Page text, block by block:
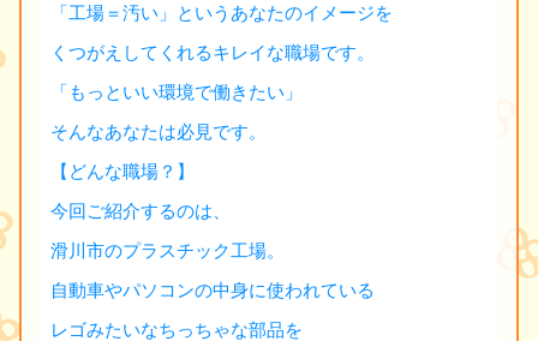
「工場＝汚い」というあなたのイメージを
くつがえしてくれるキレイな職場です。
「もっといい環境で働きたい」
そんなあなたは必見です。
【どんな職場？】
今回ご紹介するのは、
滑川市のプラスチック工場。
自動車やパソコンの中身に使われている
レゴみたいなちっちゃな部品を